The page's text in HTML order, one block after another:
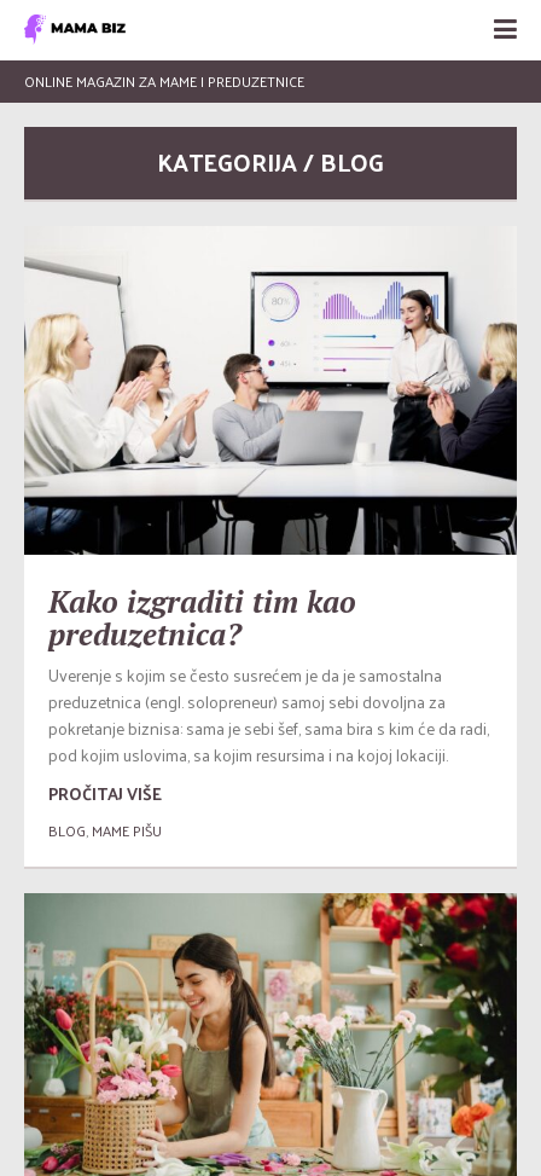
ONLINE MAGAZIN ZA MAME I PREDUZETNICE
KATEGORIJA / BLOG
Kako izgraditi tim kao
preduzetnica?
Uverenje s kojim se često susrećem je da je samostalna
preduzetnica (engl. solopreneur) samoj sebi dovoljna za
pokretanje biznisa: sama je sebi šef, sama bira s kim će da radi,
pod kojim uslovima, sa kojim resursima i na kojoj lokaciji.
PROČITAJ VIŠE
BLOG,MAME PIŠU